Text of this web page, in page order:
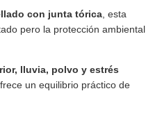
con junta tórica , esta
pero la protección ambiental
lluvia, polvo y estrés
un equilibrio práctico de